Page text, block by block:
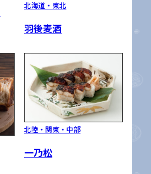
北海道・東北
羽後麦酒
北陸・関東・中部
一乃松